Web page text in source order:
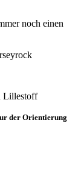
noch einen
der Orientierung